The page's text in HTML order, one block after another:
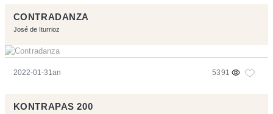
CONTRADANZA
José de Iturrioz
2022-01-31an 5391
KONTRAPAS 200